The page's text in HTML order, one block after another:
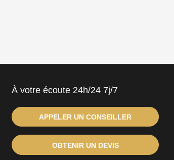
À votre écoute 24h/24 7j/7
APPELER UN CONSEILLER
OBTENIR UN DEVIS